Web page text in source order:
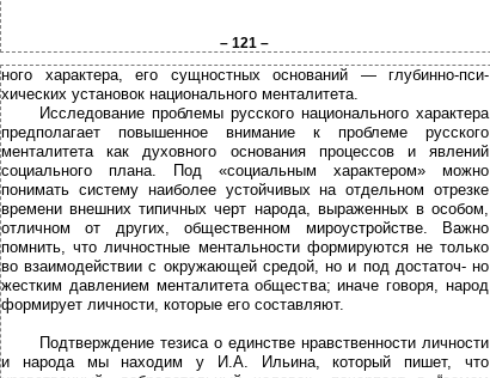
– 121 –
ного характера, его сущностных оснований — глубинно-пси-
хических установок национального менталитета.
Исследование проблемы русского национального характера
предполагает повышенное внимание к проблеме русского
менталитета как духовного основания процессов и явлений
социального плана. Под «социальным характером» можно
понимать систему наиболее устойчивых на отдельном отрезке
времени внешних типичных черт народа, выраженных в особом,
отличном от других, общественном мироустройстве. Важно
помнить, что личностные ментальности формируются не только
во взаимодействии с окружающей средой, но и под достаточ- но
жестким давлением менталитета общества; иначе говоря, народ
формирует личности, которые его составляют.
Подтверждение тезиса о единстве нравственности личности
и народа мы находим у И.А. Ильина, который пишет, что